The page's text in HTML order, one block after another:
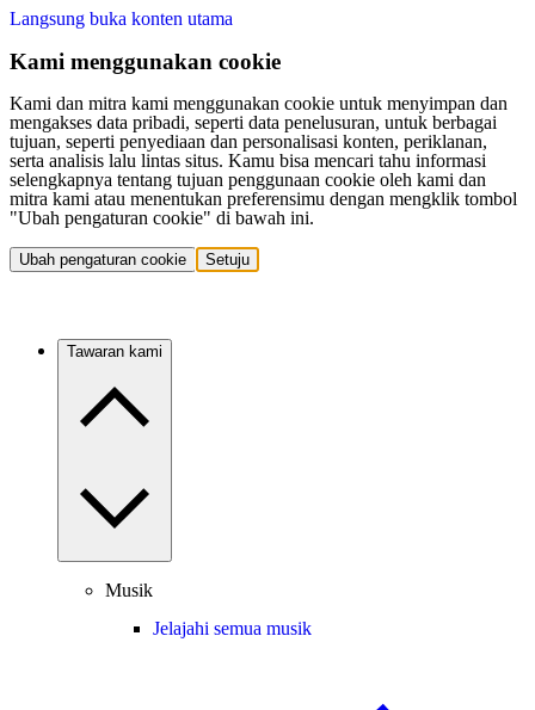
Langsung buka konten utama
Kami menggunakan cookie
Kami dan mitra kami menggunakan cookie untuk menyimpan dan
mengakses data pribadi, seperti data penelusuran, untuk berbagai
tujuan, seperti penyediaan dan personalisasi konten, periklanan,
serta analisis lalu lintas situs. Kamu bisa mencari tahu informasi
selengkapnya tentang tujuan penggunaan cookie oleh kami dan
mitra kami atau menentukan preferensimu dengan mengklik tombol
"Ubah pengaturan cookie" di bawah ini.
Ubah pengaturan cookie Setuju
Tawaran kami
Musik
Jelajahi semua musik